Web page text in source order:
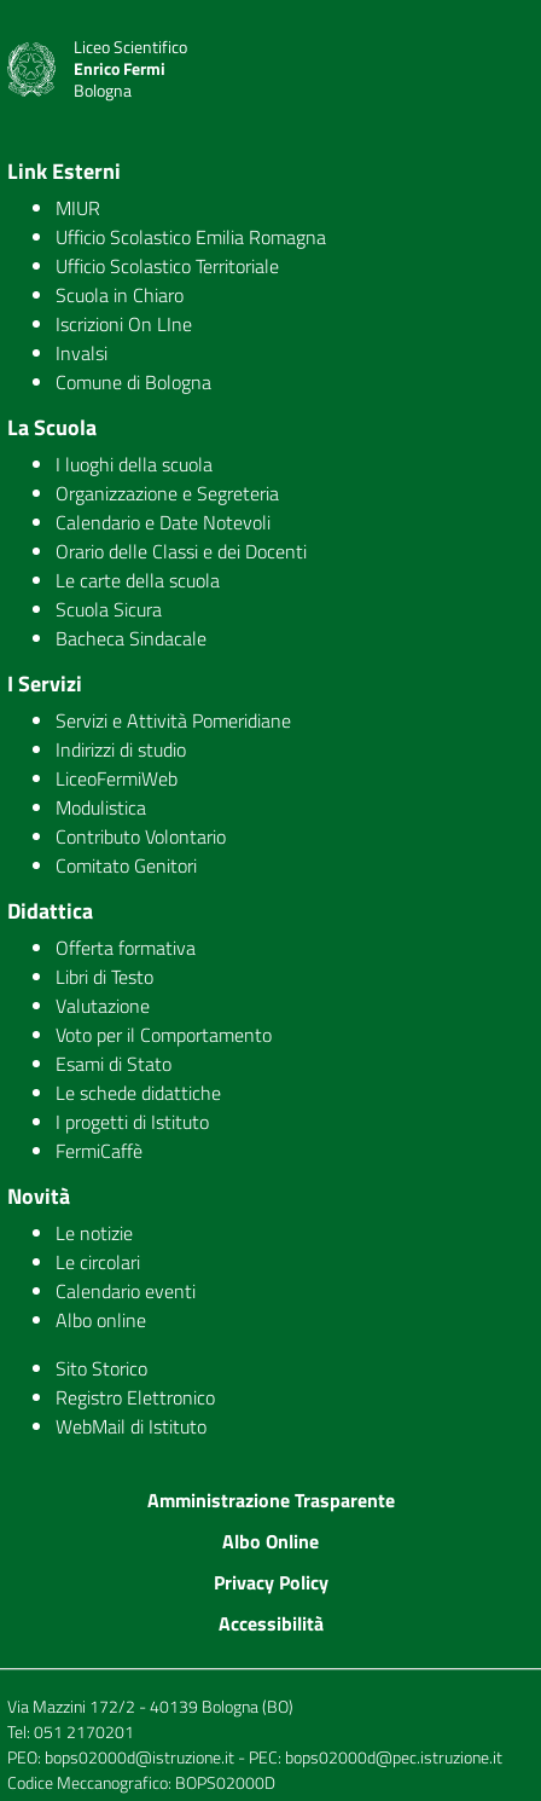
Liceo Scientifico
Enrico Fermi
Bologna
Link Esterni
MIUR
Ufficio Scolastico Emilia Romagna
Ufficio Scolastico Territoriale
Scuola in Chiaro
Iscrizioni On LIne
Invalsi
Comune di Bologna
La Scuola
I luoghi della scuola
Organizzazione e Segreteria
Calendario e Date Notevoli
Orario delle Classi e dei Docenti
Le carte della scuola
Scuola Sicura
Bacheca Sindacale
I Servizi
Servizi e Attività Pomeridiane
Indirizzi di studio
LiceoFermiWeb
Modulistica
Contributo Volontario
Comitato Genitori
Didattica
Offerta formativa
Libri di Testo
Valutazione
Voto per il Comportamento
Esami di Stato
Le schede didattiche
I progetti di Istituto
FermiCaffè
Novità
Le notizie
Le circolari
Calendario eventi
Albo online
Sito Storico
Registro Elettronico
WebMail di Istituto
Amministrazione Trasparente
Albo Online
Privacy Policy
Accessibilità
Via Mazzini 172/2 - 40139 Bologna (BO)
Tel:051 2170201
PEO: bops02000d@istruzione.it- PEC: bops02000d@pec.istruzione.it
Codice Meccanografico: BOPS02000D